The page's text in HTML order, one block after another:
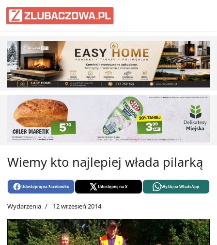
Informacje Lubaczów, powiat
Wiemy kto najlepiej włada pilarką
Udostępnij na Facebooku Udostępnij na X Wyślij na WhatsApp
Wydarzenia 12 wrzesień 2014